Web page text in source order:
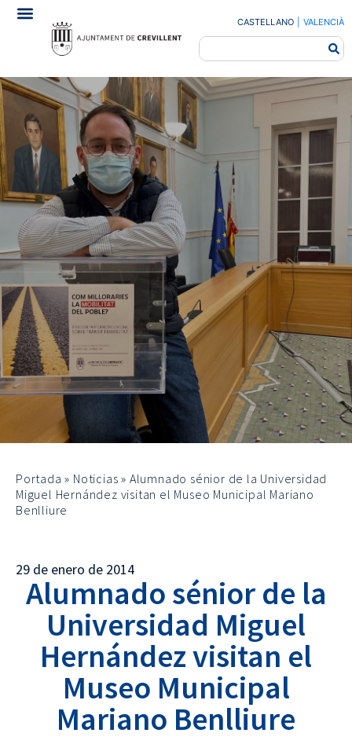
CASTELLANO VALENCIÀ
Portada » Noticias » Alumnado sénior de la Universidad
Miguel Hernández visitan el Museo Municipal Mariano
Benlliure
29 de enero de 2014
Alumnado sénior de la
Universidad Miguel
Hernández visitan el
Museo Municipal
Mariano Benlliure